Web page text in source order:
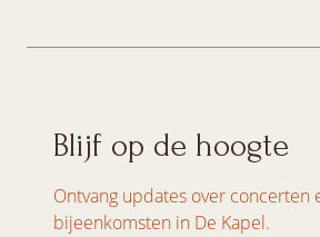
Blijf op de hoogte
Ontvang updates over concerten
bijeenkomsten in De Kapel.